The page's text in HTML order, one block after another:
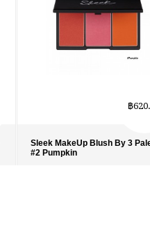
Sleek MakeUp Blush By 3
#2 Pumpkin
฿